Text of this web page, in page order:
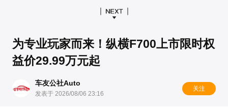
为专业玩家而来！纵横F700上市限时权
益价29.99万元起
车友公社Auto
发表于 2026/08/06 23:16
关注